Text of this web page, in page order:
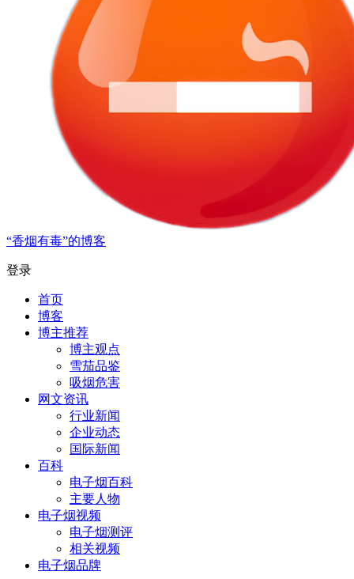
“香烟有毒”的博客
登录
首页
博客
博主推荐
博主观点
雪茄品鉴
吸烟危害
网文资讯
行业新闻
企业动态
国际新闻
百科
电子烟百科
主要人物
电子烟视频
电子烟测评
相关视频
电子烟品牌